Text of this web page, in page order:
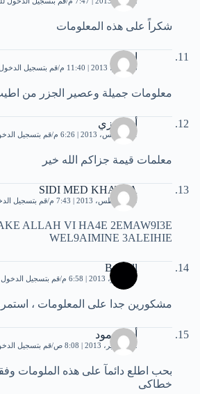
شكراً على هذه المعلومات
ابتهال
28 يوليو، 2013 | 11:40 م قم بتسجيل الدخول
معلومات جميلة وعصير الجزر من
أم رمزي
1 أغسطس، 2013 | 6:26 م قم بتسجيل
معلمات قيمة جزاكم الله خير
SIDI MED KHATRA
10 أغسطس، 2013 | 7:43 م قم بتسجيل
ALLAH VI HA4E 2EMAW9I3E
WEL9AIMINE 3ALEIHIE
Barthill
4 سبتمبر، 2013 | 6:58 م قم بتسجيل الدخول
مشكورين جدا على المعلومات ،
أم حممود
12 سبتمبر، 2013 | 8:08 ص قم بتسجيل
بحب اطلع دائمآ على هذه الملومات
خطاكى